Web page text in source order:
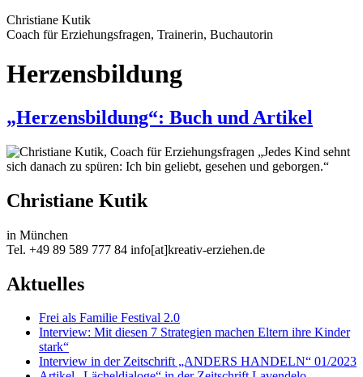
Christiane Kutik
Coach für Erziehungsfragen, Trainerin, Buchautorin
Herzensbildung
„Herzensbildung“: Buch und Artikel
„Jedes Kind sehnt
sich danach zu spüren: Ich bin geliebt, gesehen und geborgen.“
Christiane Kutik
in München
Tel. +49 89 589 777 84 info[at]kreativ-erziehen.de
Aktuelles
Frei als Familie Festival 2.0
Interview: Mit diesen 7 Strategien machen Eltern ihre Kinder
stark“
Interview in der Zeitschrift „ANDERS HANDELN“ 01/2023